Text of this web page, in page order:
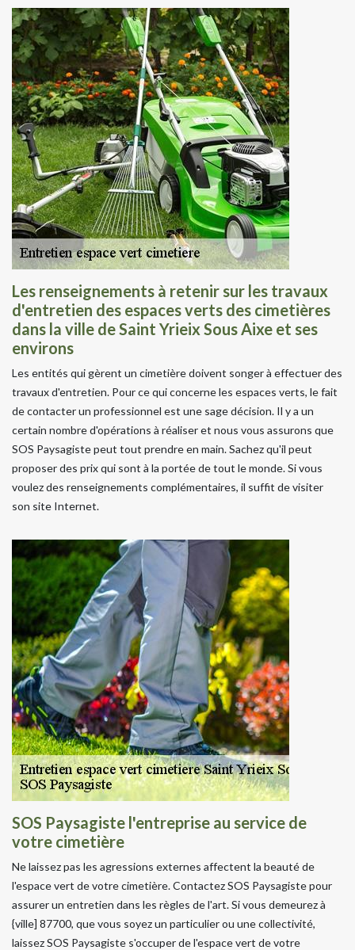
Les renseignements à retenir sur les travaux
d'entretien des espaces verts des cimetières
dans la ville de Saint Yrieix Sous Aixe et ses
environs
Les entités qui gèrent un cimetière doivent songer à effectuer des
travaux d'entretien. Pour ce qui concerne les espaces verts, le fait
de contacter un professionnel est une sage décision. Il y a un
certain nombre d'opérations à réaliser et nous vous assurons que
SOS Paysagiste peut tout prendre en main. Sachez qu'il peut
proposer des prix qui sont à la portée de tout le monde. Si vous
voulez des renseignements complémentaires, il suffit de visiter
son site Internet.
SOS Paysagiste l'entreprise au service de
votre cimetière
Ne laissez pas les agressions externes affectent la beauté de
l'espace vert de votre cimetière. Contactez SOS Paysagiste pour
assurer un entretien dans les règles de l'art. Si vous demeurez à
{ville] 87700, que vous soyez un particulier ou une collectivité,
laissez SOS Paysagiste s'occuper de l'espace vert de votre